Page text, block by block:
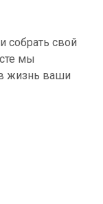
собрать свой
мы
жизнь ваши